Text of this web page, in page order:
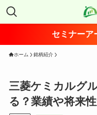
セミナーア
ホーム 銘柄紹介
三菱ケミカルグ
る？業績や将来